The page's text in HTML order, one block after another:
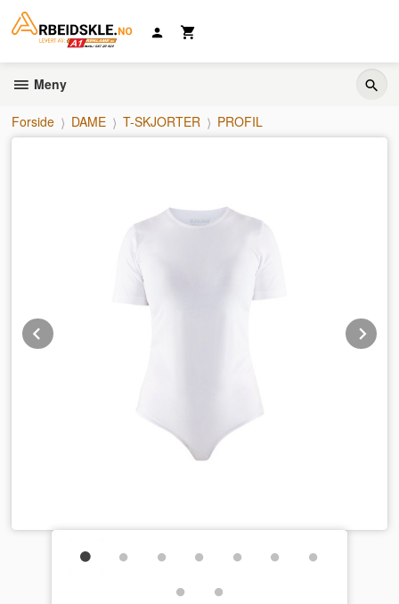
innholdet
Meny
Forside DAME T-SKJORTER PROFIL
Prev